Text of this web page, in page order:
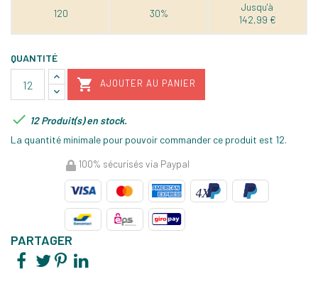
120 30%
Jusqu'à
142,99 €
QUANTITÉ
 AJOUTER AU PANIER
 12 Produit(s) en stock.
La quantité minimale pour pouvoir commander ce produit est 12.
100% sécurisés via Paypal
PARTAGER